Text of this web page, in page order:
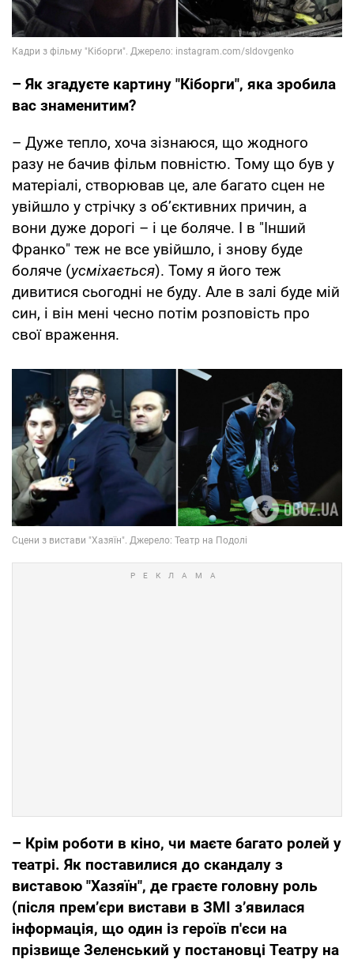
– Як згадуєте картину "Кіборги", яка зробила
вас знаменитим?
– Дуже тепло, хоча зізнаюся, що жодного
разу не бачив фільм повністю. Тому що був у
матеріалі, створював це, але багато сцен не
увійшло у стрічку з об’єктивних причин, а
вони дуже дорогі – і це боляче. І в "Інший
Франко" теж не все увійшло, і знову буде
боляче (усміхається). Тому я його теж
дивитися сьогодні не буду. Але в залі буде мій
син, і він мені чесно потім розповість про
свої враження.
– Крім роботи в кіно, чи маєте багато ролей у
театрі. Як поставилися до скандалу з
виставою "Хазяїн", де граєте головну роль
(після прем’єри вистави в ЗМІ з’явилася
інформація, що один із героїв п'єси на
прізвище Зеленський у постановці Театру на